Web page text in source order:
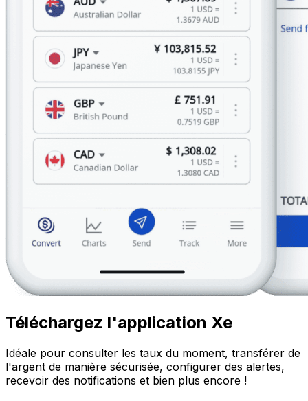
Téléchargez l'application Xe
Idéale pour consulter les taux du moment, transférer de
l'argent de manière sécurisée, configurer des alertes,
recevoir des notifications et bien plus encore !